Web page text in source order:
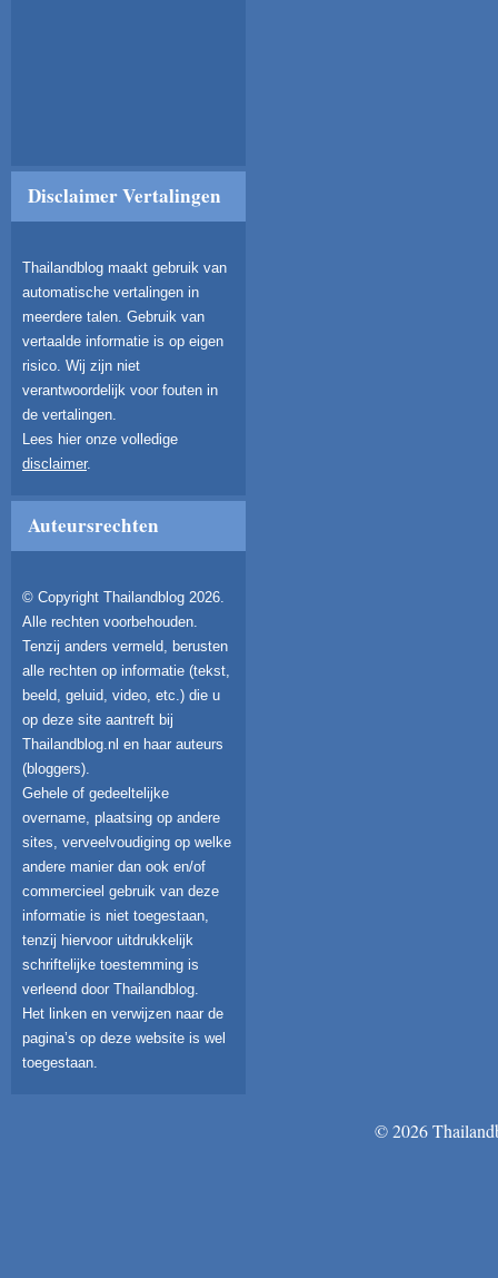
Disclaimer Vertalingen
Thailandblog maakt gebruik van
automatische vertalingen in
meerdere talen. Gebruik van
vertaalde informatie is op eigen
risico. Wij zijn niet
verantwoordelijk voor fouten in
de vertalingen.
Lees hier onze volledige
disclaimer.
Auteursrechten
© Copyright Thailandblog 2026.
Alle rechten voorbehouden.
Tenzij anders vermeld, berusten
alle rechten op informatie (tekst,
beeld, geluid, video, etc.) die u
op deze site aantreft bij
Thailandblog.nl en haar auteurs
(bloggers).
Gehele of gedeeltelijke
overname, plaatsing op andere
sites, verveelvoudiging op welke
andere manier dan ook en/of
commercieel gebruik van deze
informatie is niet toegestaan,
tenzij hiervoor uitdrukkelijk
schriftelijke toestemming is
verleend door Thailandblog.
Het linken en verwijzen naar de
pagina’s op deze website is wel
toegestaan.
© 2026